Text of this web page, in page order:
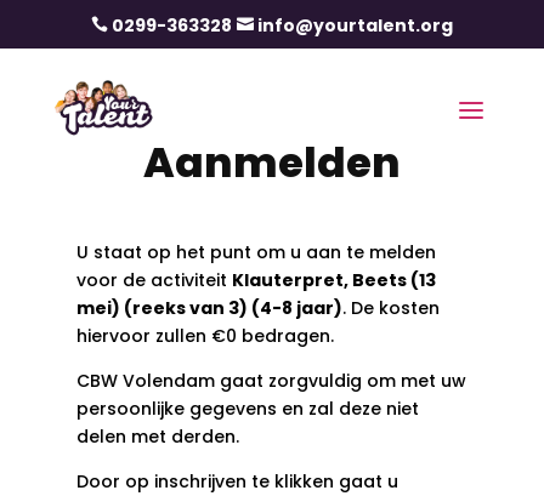
 0299-363328  info@yourtalent.org
Aanmelden
U staat op het punt om u aan te melden
voor de activiteit Klauterpret, Beets (13
mei) (reeks van 3) (4-8 jaar). De kosten
hiervoor zullen €0 bedragen.
CBW Volendam gaat zorgvuldig om met uw
persoonlijke gegevens en zal deze niet
delen met derden.
Door op inschrijven te klikken gaat u